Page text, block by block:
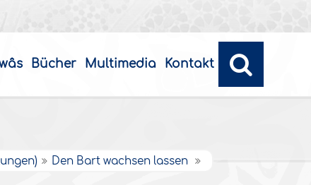
Bücher Multimedia Kontakt
Den Bart wachsen lassen